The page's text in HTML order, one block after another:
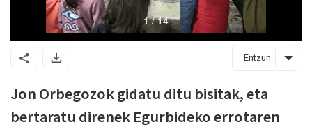
Entzun
Jon Orbegozok gidatu ditu bisitak, eta
bertaratu direnek Egurbideko errotaren